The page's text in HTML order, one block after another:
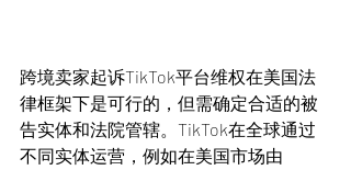
跨境卖家起诉TikTok平台维权在美国法
律框架下是可行的，但需确定合适的被
告实体和法院管辖。TikTok在全球通过
不同实体运营，例如在美国市场由